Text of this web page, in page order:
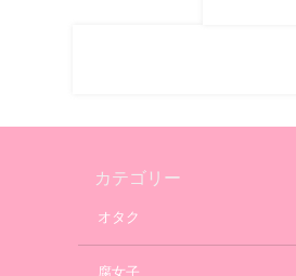
カテゴリー
オタク
腐女子